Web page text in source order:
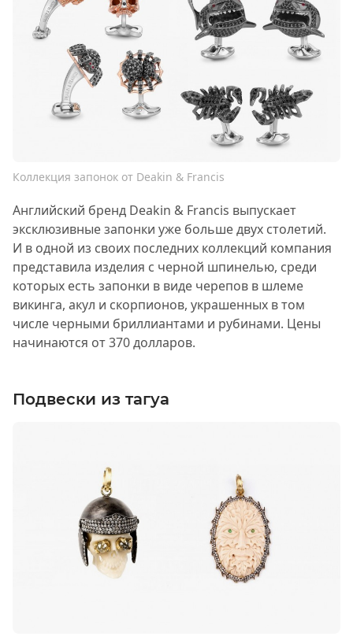
Коллекция запонок от Deakin & Francis
Английский бренд Deakin & Francis выпускает
эксклюзивные запонки уже больше двух столетий.
И в одной из своих последних коллекций компания
представила изделия с черной шпинелью, среди
которых есть запонки в виде черепов в шлеме
викинга, акул и скорпионов, украшенных в том
числе черными бриллиантами и рубинами. Цены
начинаются от 370 долларов.
Подвески из тагуа